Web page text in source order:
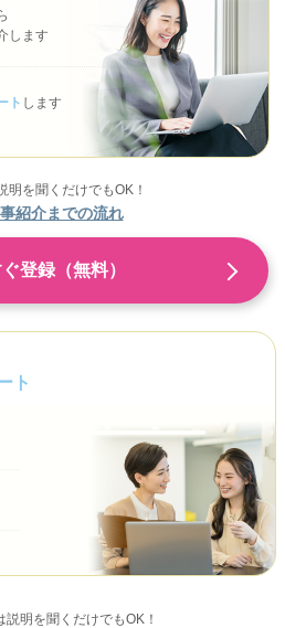
します
ト します
を聞くだけでもOK！
紹介までの流れ
登録（無料）
ト
明を聞くだけでもOK！